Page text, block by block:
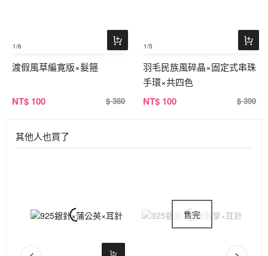
1/6
渡假風草編寛版×髮箍
NT$ 100 $ 380
1/5
羽毛民族風碎晶×固定式串珠
手環×共四色
NT$ 100 $ 390
其他人也買了